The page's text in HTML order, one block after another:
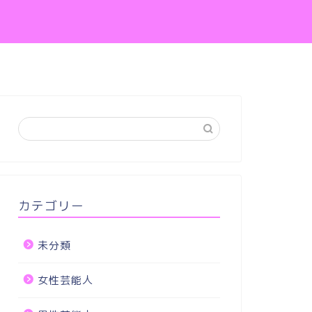
カテゴリー
未分類
女性芸能人